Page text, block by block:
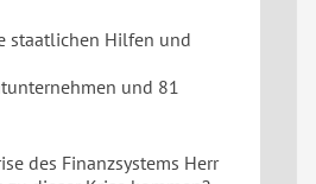
staatlichen Hilfen und
und 81
des Finanzsystems Herr